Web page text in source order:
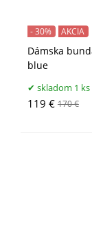
Dámska
blue
- 30% AKCIA
skladom 1 ks
119 € 170 €